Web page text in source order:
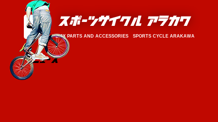
BMX PARTS AND ACCESSORIES SPORTS CYCLE ARAKAWA